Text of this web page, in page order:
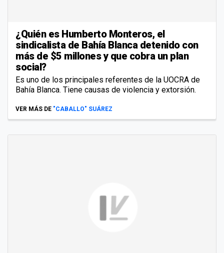
¿Quién es Humberto Monteros, el
sindicalista de Bahía Blanca detenido con
más de $5 millones y que cobra un plan
social?
Es uno de los principales referentes de la UOCRA de
Bahía Blanca. Tiene causas de violencia y extorsión.
VER MÁS DE "CABALLO" SUÁREZ